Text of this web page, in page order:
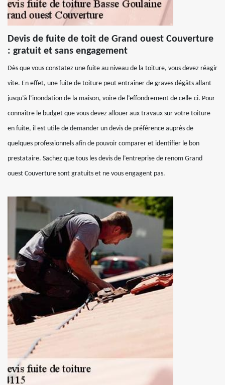
Devis de fuite de toit de Grand ouest Couverture
: gratuit et sans engagement
Dès que vous constatez une fuite au niveau de la toiture, vous devez réagir
vite. En effet, une fuite de toiture peut entraîner de graves dégâts allant
jusqu’à l’inondation de la maison, voire de l’effondrement de celle-ci. Pour
connaître le budget que vous devez allouer aux travaux sur votre toiture
en fuite, il est utile de demander un devis de préférence auprès de
quelques professionnels afin de pouvoir comparer et identifier le bon
prestataire. Sachez que tous les devis de l’entreprise de renom Grand
ouest Couverture sont gratuits et ne vous engagent pas.